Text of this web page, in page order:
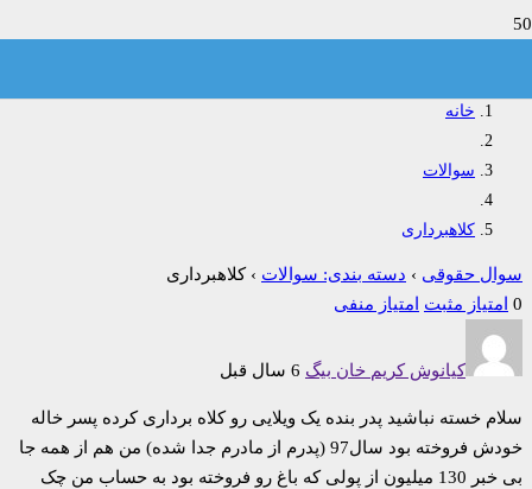
خانه
سوالات
کلاهبرداری
سوال حقوقی › دسته بندی: سوالات ›کلاهبرداری
0 امتیاز مثبت امتیاز منفی
کیانوش کریم خان بیگ
سلام خسته نباشید پدر بنده یک ویلایی رو کلاه برداری کرده پسر خاله
خودش فروخته بود سال97 (پدرم از مادرم جدا شده) من هم از همه جا
بی خبر 130 میلیون از پولی که باغ رو فروخته بود به حساب من چک